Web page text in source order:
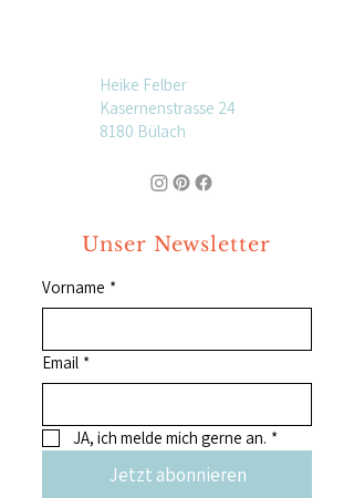
Heike Felber
Kasernenstrasse 24
8180 Bülach
Unser Newsletter
Vorname *
Email *
JA, ich melde mich gerne an. *
Jetzt abonnieren